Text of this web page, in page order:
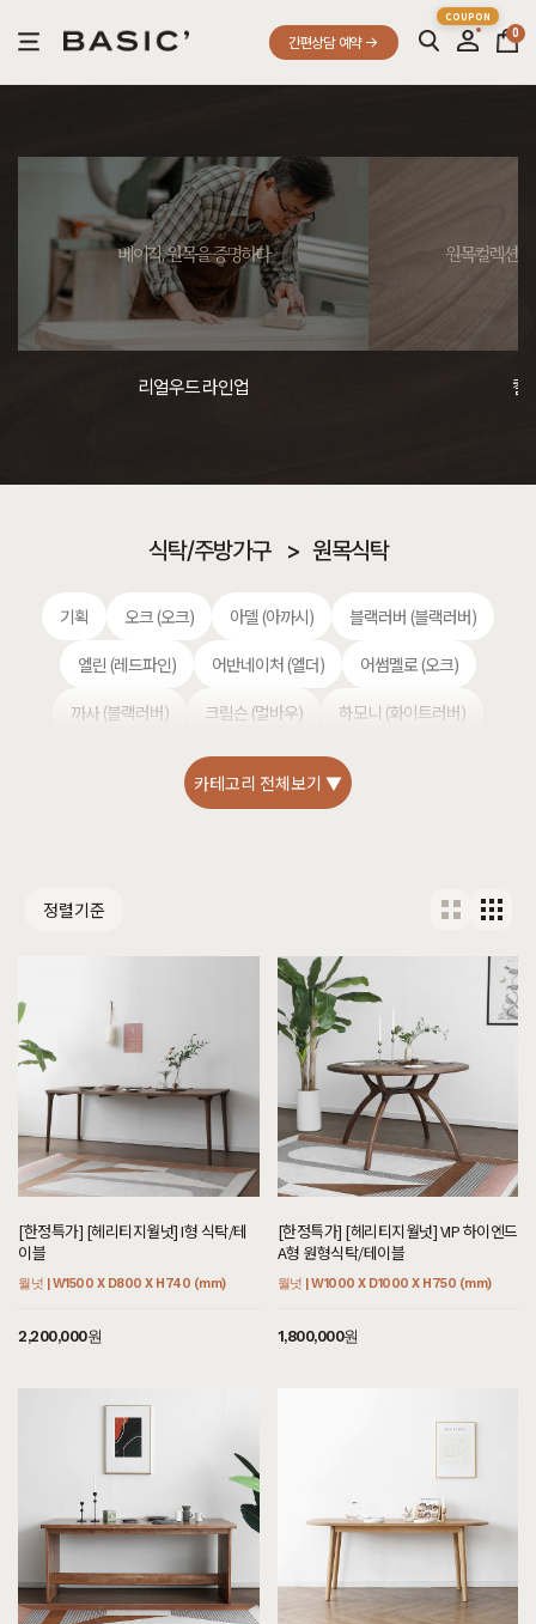
간편상담 예약
0
베이직, 원목을 증명하다
리얼우드 라인업
원목컬렉션,
컬
식탁/주방가구 > 원목식탁
기획 오크 (오크) 아델 (아까시)
블랙러버 (블랙러버)
엘린 (레드파인)
어반네이처 (엘더)
어썸멜로 (오크)
까사 (블랙러버)
크림슨 (멀바우)
하모니 (화이트러버)
편백 (히노끼)
셀레스티얼 럭셔리 (티크)
애쉬 (애쉬)
킹세타피아 (킹세타피아)
카테고리 전체보기 ▼
정렬기준
[한정특가] [헤리티지월넛] I형 식탁/테
이블
월넛 | W1500 X D800 X H740 (mm)
2,200,000원
[한정특가] [헤리티지월넛] VIP 하이엔드
A형 원형식탁/테이블
월넛 | W1000 X D1000 X H750 (mm)
1,800,000원